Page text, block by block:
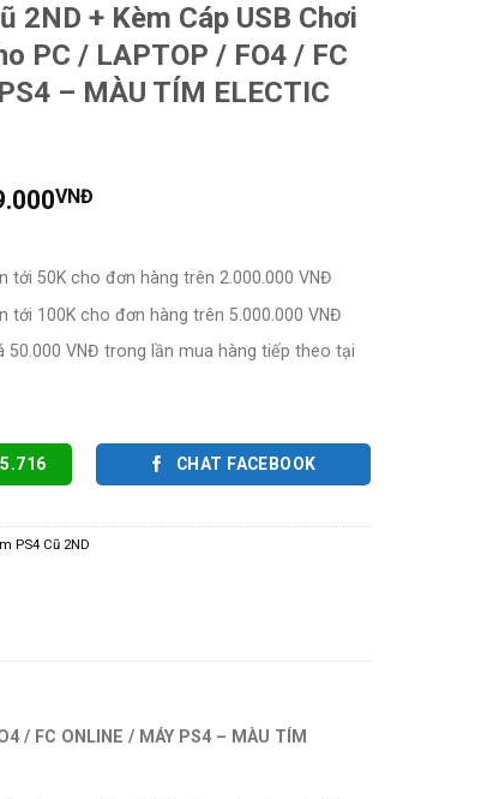
2ND + Kèm Cáp USB Chơi
PC / LAPTOP / FO4 / FC
– MÀU TÍM ELECTIC
VNĐ
tới 50K cho đơn hàng trên 2.000.000 VNĐ
tới 100K cho đơn hàng trên 5.000.000 VNĐ
50.000 VNĐ trong lần mua hàng tiếp theo tại
CHAT FACEBOOK
PS4 Cũ 2ND
/ FC ONLINE / MÁY PS4 – MÀU TÍM